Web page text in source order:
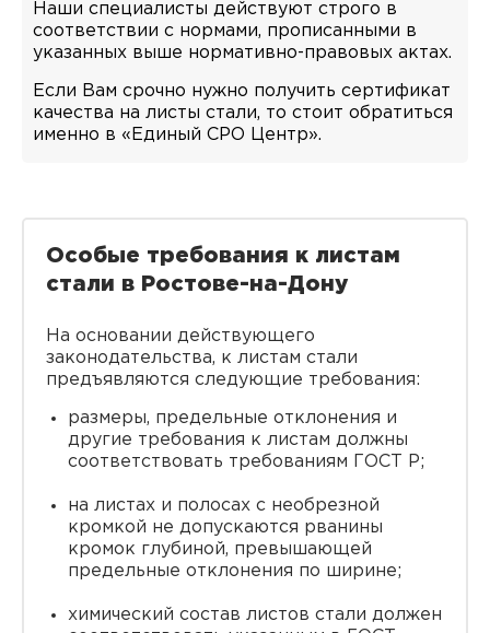
Наши специалисты действуют строго в
соответствии с нормами, прописанными в
указанных выше нормативно-правовых актах.
Если Вам срочно нужно получить сертификат
качества на листы стали, то стоит обратиться
именно в «Единый СРО Центр».
Особые требования к листам
стали в Ростове-на-Дону
На основании действующего
законодательства, к листам стали
предъявляются следующие требования:
размеры, предельные отклонения и
другие требования к листам должны
соответствовать требованиям ГОСТ Р;
на листах и полосах с необрезной
кромкой не допускаются рванины
кромок глубиной, превышающей
предельные отклонения по ширине;
химический состав листов стали должен